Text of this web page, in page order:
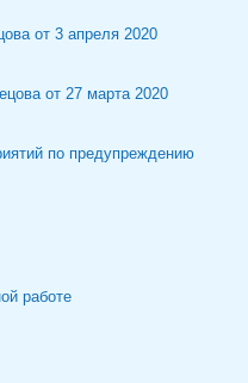
от 3 апреля 2020
от 27 марта 2020
по предупреждению
работе